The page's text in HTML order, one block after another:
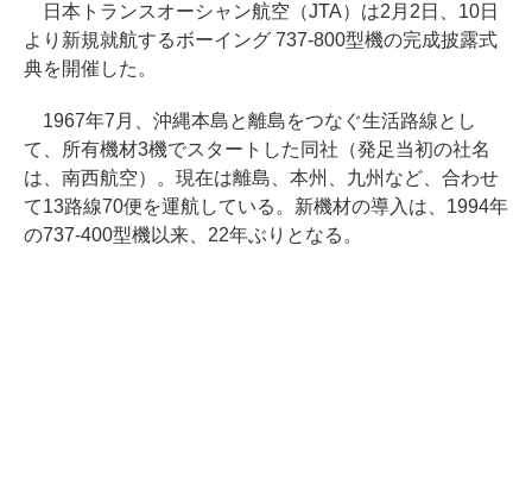
日本トランスオーシャン航空（JTA）は2月2日、10日
より新規就航するボーイング 737-800型機の完成披露式
典を開催した。
1967年7月、沖縄本島と離島をつなぐ生活路線とし
て、所有機材3機でスタートした同社（発足当初の社名
は、南西航空）。現在は離島、本州、九州など、合わせ
て13路線70便を運航している。新機材の導入は、1994年
の737-400型機以来、22年ぶりとなる。